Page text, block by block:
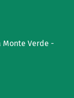
Monte Verde -